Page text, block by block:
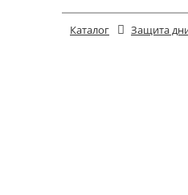
Каталог Защита